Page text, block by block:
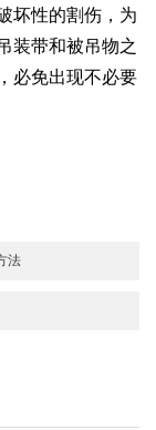
坏性的割伤，为
装带和被吊物之
必免出现不必要
法